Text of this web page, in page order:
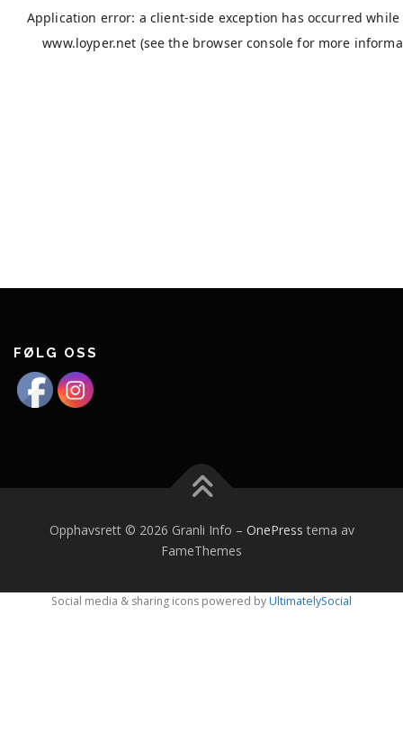
FØLG OSS
Opphavsrett © 2026 Granli Info – OnePress tema av
FameThemes
Social media & sharing icons powered byUltimatelySocial